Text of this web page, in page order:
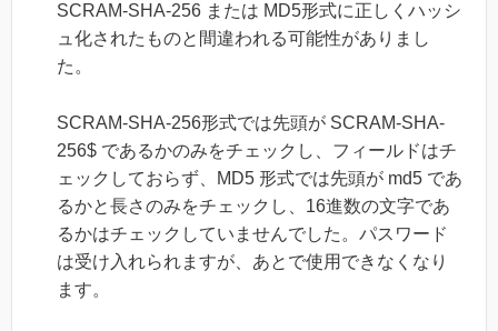
SCRAM-SHA-256 または MD5形式に正しくハッシ
ュ化されたものと間違われる可能性がありまし
た。
SCRAM-SHA-256形式では先頭が SCRAM-SHA-
256$ であるかのみをチェックし、フィールドはチ
ェックしておらず、MD5 形式では先頭が md5 であ
るかと長さのみをチェックし、16進数の文字であ
るかはチェックしていませんでした。パスワード
は受け入れられますが、あとで使用できなくなり
ます。